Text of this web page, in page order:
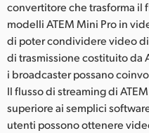
Italia
Japan
Korea
Mexico
Malaysia
convertitore che trasforma il
modelli ATEM Mini Pro in
di poter condividere video
di trasmissione costituito da
i broadcaster possano
Il flusso di streaming di
superiore ai semplici
utenti possono ottenere